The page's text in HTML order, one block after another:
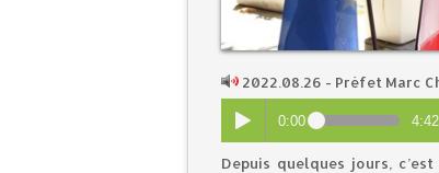
2022.08.26 - Préfet Marc
0:00 4:42
Depuis quelques jours,